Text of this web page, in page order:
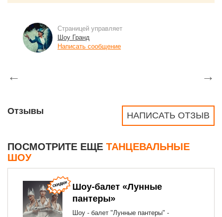
Страницей управляет
Шоу Гранд
Написать сообщение
← →
НАПИСАТЬ ОТЗЫВ
Отзывы
ПОСМОТРИТЕ ЕЩЕ ТАНЦЕВАЛЬНЫЕ
ШОУ
Шоу-балет «Лунные
пантеры»
Шоу - балет "Лунные пантеры" -